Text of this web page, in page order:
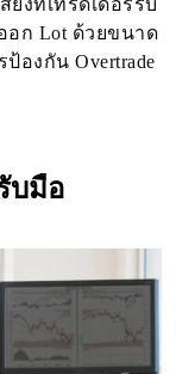
ยงที่เทรดเดอร์รับ
อก Lot ด้วยขนาด
องกัน Overtrade
บมือ